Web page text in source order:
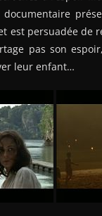
est persuadée
pas son
leur enfant…